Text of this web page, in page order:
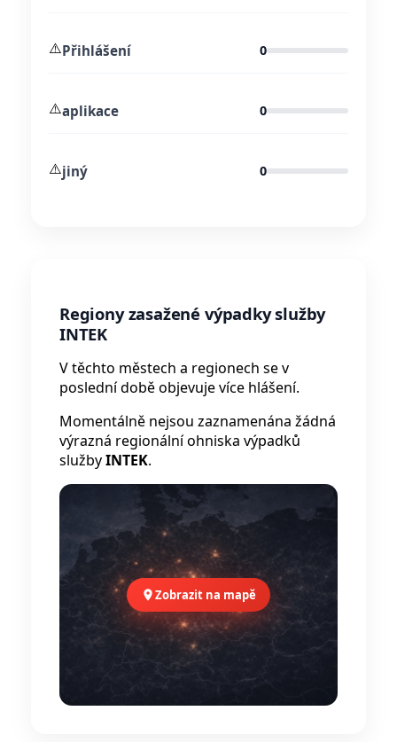
⚠️Přihlášení 0
⚠️aplikace 0
⚠️jiný 0
Regiony zasažené výpadky služby
INTEK
V těchto městech a regionech se v
poslední době objevuje více hlášení.
Momentálně nejsou zaznamenána žádná
výrazná regionální ohniska výpadků
službyINTEK.
Zobrazit na mapě